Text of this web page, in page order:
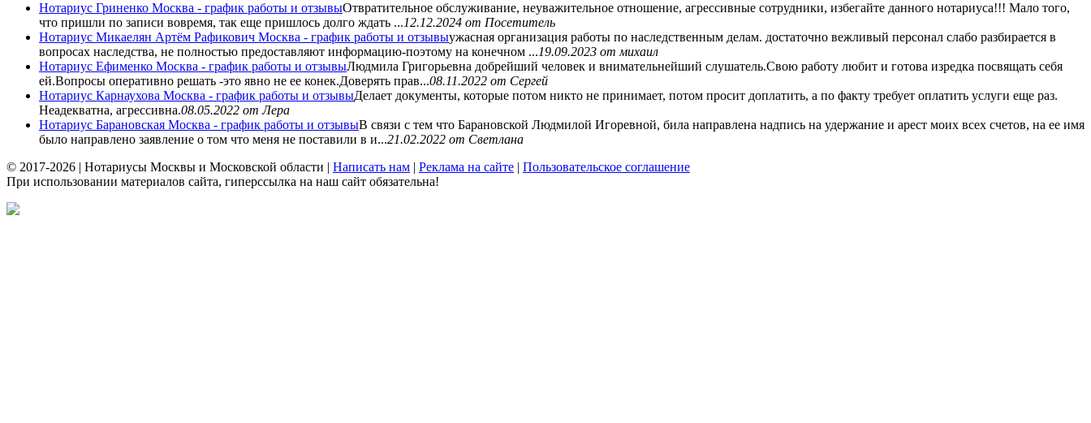
Нотариус Гриненко Москва - график работы и отзывыОтвратительное обслуживание, неуважительное отношение, агрессивные сотрудники, избегайте данного нотариуса!!! Мало того,
что пришли по записи вовремя, так еще пришлось долго ждать ...12.12.2024 от Посетитель
Нотариус Микаелян Артём Рафикович Москва - график работы и отзывыужасная организация работы по наследственным делам. достаточно вежливый персонал слабо разбирается в
вопросах наследства, не полностью предоставляют информацию-поэтому на конечном ...19.09.2023 от михаил
Нотариус Ефименко Москва - график работы и отзывыЛюдмила Григорьевна добрейший человек и внимательнейший слушатель.Свою работу любит и готова изредка посвящать себя
ей.Вопросы оперативно решать -это явно не ее конек.Доверять прав...08.11.2022 от Сергей
Нотариус Карнаухова Москва - график работы и отзывыДелает документы, которые потом никто не принимает, потом просит доплатить, а по факту требует оплатить услуги еще раз.
Неадекватна, агрессивна.08.05.2022 от Лера
Нотариус Барановская Москва - график работы и отзывыВ связи с тем что Барановской Людмилой Игоревной, била направлена надпись на удержание и арест моих всех счетов, на ее имя
было направлено заявление о том что меня не поставили в и...21.02.2022 от Светлана
© 2017-2026 | Нотариусы Москвы и Московской области | Написать нам | Реклама на сайте | Пользовательское соглашение
При использовании материалов сайта, гиперссылка на наш сайт обязательна!